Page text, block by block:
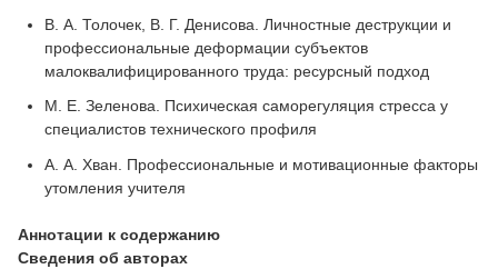
В. А. Толочек, В. Г. Денисова. Личностные деструкции и
профессиональные деформации субъектов
малоквалифицированного труда: ресурсный подход
М. Е. Зеленова. Психическая саморегуляция стресса у
специалистов технического профиля
А. А. Хван. Профессиональные и мотивационные факторы
утомления учителя
Аннотации к содержанию
Сведения об авторах